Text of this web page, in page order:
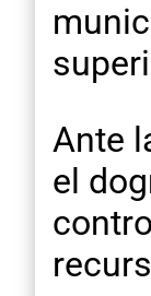
Ante
el